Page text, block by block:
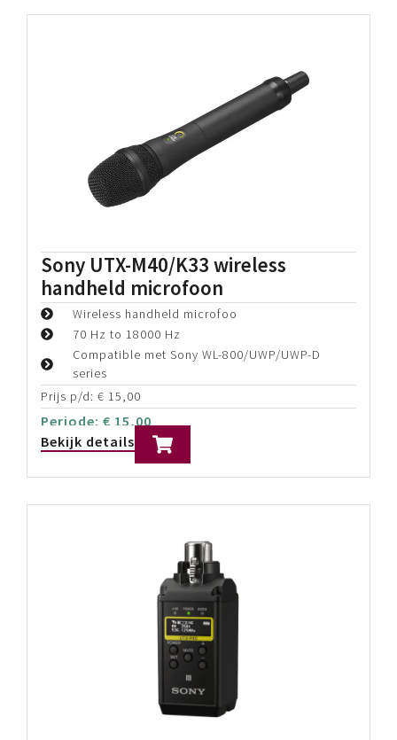
Sony UTX-M40/K33 wireless
handheld microfoon
Wireless handheld microfoo
70 Hz to 18000 Hz
Compatible met Sony WL-800/UWP/UWP-D
series
Prijs p/d: € 15,00
Periode: € 15,00
Bekijk details